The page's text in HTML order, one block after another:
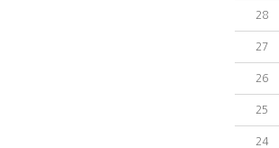
28
27
26
25
24